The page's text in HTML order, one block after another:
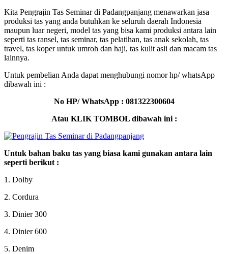
Kita Pengrajin Tas Seminar di Padangpanjang menawarkan jasa
produksi tas yang anda butuhkan ke seluruh daerah Indonesia
maupun luar negeri, model tas yang bisa kami produksi antara lain
seperti tas ransel, tas seminar, tas pelatihan, tas anak sekolah, tas
travel, tas koper untuk umroh dan haji, tas kulit asli dan macam tas
lainnya.
Untuk pembelian Anda dapat menghubungi nomor hp/ whatsApp
dibawah ini :
No HP/ WhatsApp : 081322300604
Atau KLIK TOMBOL dibawah ini :
Untuk bahan baku tas yang biasa kami gunakan antara lain
seperti berikut :
1. Dolby
2. Cordura
3. Dinier 300
4. Dinier 600
5. Denim